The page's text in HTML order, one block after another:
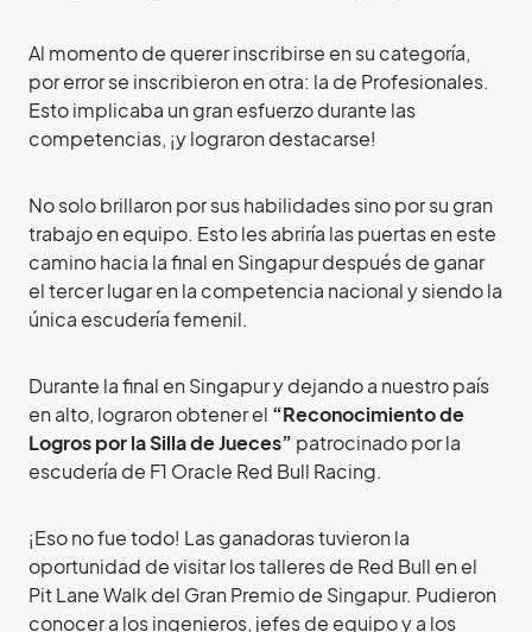
Al momento de querer inscribirse en su categoría,
por error se inscribieron en otra: la de Profesionales.
Esto implicaba un gran esfuerzo durante las
competencias, ¡y lograron destacarse!
No solo brillaron por sus habilidades sino por su gran
trabajo en equipo. Esto les abriría las puertas en este
camino hacia la final en Singapur después de ganar
el tercer lugar en la competencia nacional y siendo la
única escudería femenil.
Durante la final en Singapur y dejando a nuestro país
en alto, lograron obtener el “Reconocimiento de
Logros por la Silla de Jueces” patrocinado por la
escudería de F1 Oracle Red Bull Racing.
¡Eso no fue todo! Las ganadoras tuvieron la
oportunidad de visitar los talleres de Red Bull en el
Pit Lane Walk del Gran Premio de Singapur. Pudieron
conocer a los ingenieros, jefes de equipo y a los